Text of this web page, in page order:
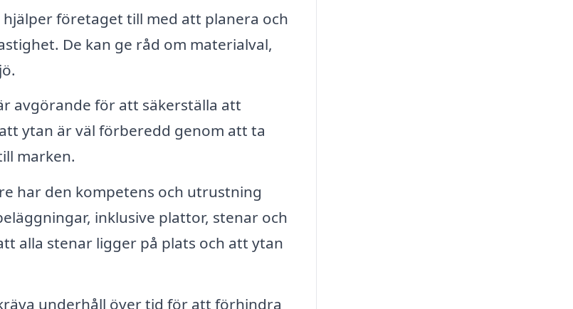
företaget till med att planera och
De kan ge råd om materialval,
avgörande för att säkerställa att
ytan är väl förberedd genom att ta
marken.
har den kompetens och utrustning
inklusive plattor, stenar och
alla stenar ligger på plats och att ytan
underhåll över tid för att förhindra